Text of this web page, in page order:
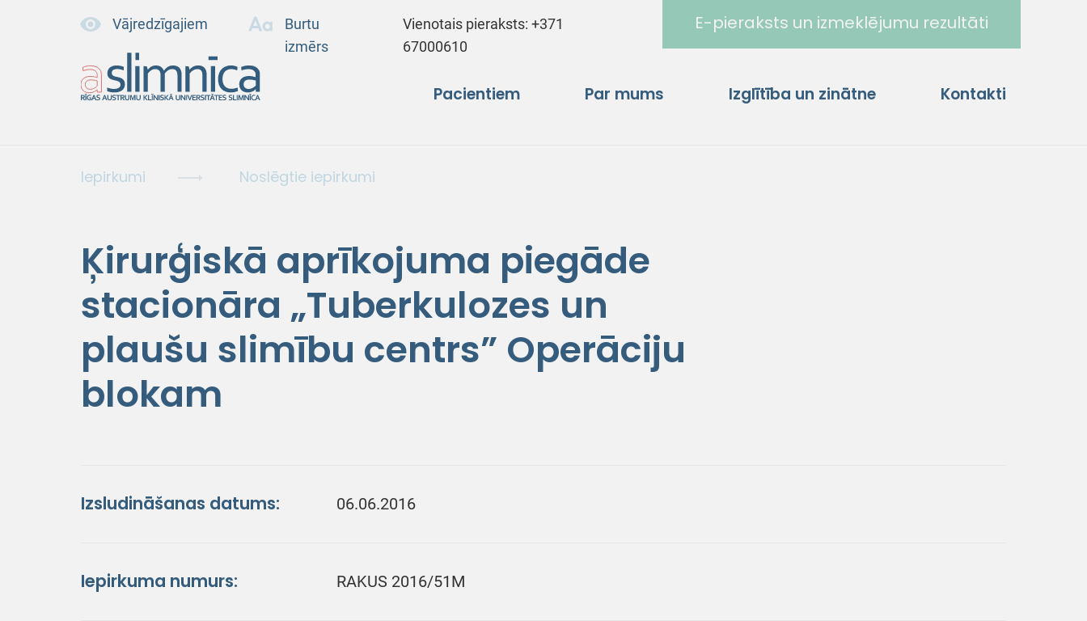
Vājredzīgajiem
Burtu
izmērs
Vienotais pieraksts:+371
67000610
E-pieraksts un izmeklējumu rezultāti
Pacientiem Par mums Izglītība un zinātne Kontakti
Iepirkumi Noslēgtie iepirkumi
Ķirurģiskā aprīkojuma piegāde
stacionāra „Tuberkulozes un
plaušu slimību centrs” Operāciju
blokam
Izsludināšanas datums: 06.06.2016
Iepirkuma numurs: RAKUS 2016/51M